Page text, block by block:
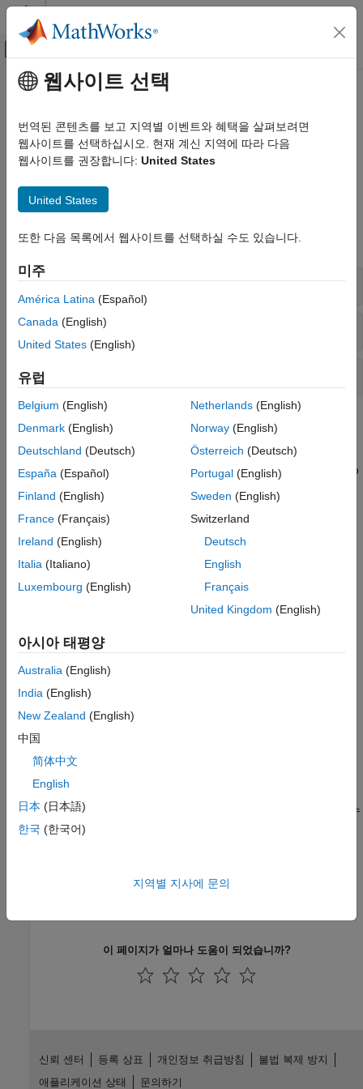
콘텐츠로 바로 가기
오프캔버스 탐색 메뉴 토글
문서 홈
그래픽스
카테고리
레이블과 스타일 지정하기
인쇄와 저장
그래픽스 성능
주요 콘텐츠
인쇄와 저장
표준 파일 형식으로 인쇄하고 내보내기
Figure의 내용을 인쇄하거나 내보냅니다. 향후 MATLAB
함수
모두 확장
내보내기
인쇄
도움말 항목
Compare Ways to Export Graphics from Figures
Compare different ways of exporting plots and other graphics so
다른 용도에 사용하기 위해 Figure 내보내기
Figure와 플롯을 저장하고 크기, 해상도, 채우기, 눈금 배치,
Display Interactive Graphics on Webpages
Export MATLAB graphics as interactive webpages.(R2026a
플롯을 이미지나 벡터 그래픽스 파일로 저장하기
픽셀을 포함하는 이미지나 임의의 크기로 스케일링되는 벡터
그래픽으로 플롯을 저장합니다.
Figure 툴스트립에서 Figure를 인쇄하거나 내보내기
Figure 툴스트립에서 크기, 해상도, 배경색 등의 옵션을 사용하여
Figure를 인쇄하거나 내보냅니다.
나중에 MATLAB에서 다시 열 수 있도록 Figure 저장하기
이 예제에서는 Figure를 저장하여 나중에 MATLAB에서 다시 열 수
있도록 하는 방법을 보여줍니다.
이 예제에서는 Figure를 클립보드로 복사하는 방법과 MATLAB
이 페이지가 얼마나 도움이 되었습니까?
웹사이트 선택
번역된 콘텐츠를 보고 지역별 이벤트와 혜택을 살펴보려면
웹사이트를 선택하십시오. 현재 계신 지역에 따라 다음
웹사이트를 권장합니다: United States
United States
또한 다음 목록에서 웹사이트를 선택하실 수도 있습니다.
미주
América Latina (Español)
Canada (English)
United States (English)
유럽
Belgium (English)
Denmark (English)
Deutschland (Deutsch)
España (Español)
Finland (English)
France (Français)
Ireland (English)
Italia (Italiano)
Luxembourg (English)
Netherlands(English)
Norway(English)
Österreich (Deutsch)
Portugal(English)
Sweden (English)
Switzerland
Deutsch
English
Français
United Kingdom (English)
아시아 태평양
Australia (English)
India (English)
New Zealand (English)
中国
简体中文
English
日本 (日本語)
한국 (한국어)
지역별 지사에 문의
신뢰 센터 등록 상표 개인정보 취급방침
불법 복제 방지
애플리케이션 상태
문의하기